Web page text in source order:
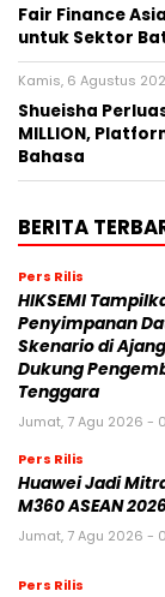
Fair Finance
untuk Sektor
Kamis, 6 Agustus
Shueisha
MILLION,
Bahasa
BERITA
Pers Rilis
HIKSEMI
Penyimpanan
Skenario di
Dukung
Tenggara
Jumat, 7 Agu 2026 -
Pers Rilis
Huawei Jadi
M360 ASEAN
Jumat, 7 Agu 2026 -
Pers Rilis